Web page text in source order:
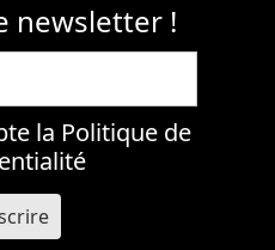
newsletter !
la Politique de